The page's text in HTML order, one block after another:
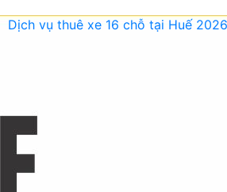
Dịch vụ thuê xe 16 chỗ tại Huế 2026